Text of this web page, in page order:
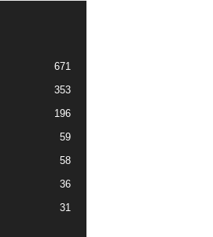
671
353
196
59
58
36
31